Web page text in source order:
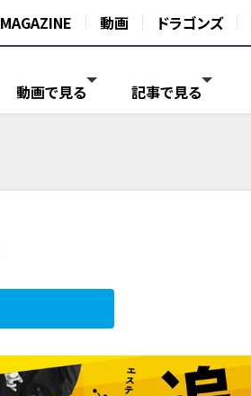
MAGAZINE 動画 ドラゴンズ
動画で見る 記事で見る